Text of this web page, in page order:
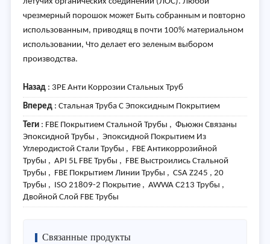
чрезмерный порошок может Быть собранным и повторно
использованным, приводящ в почти 100% материальном
использовании, Что делает его зеленым выбором
производства.
Назад: 3PE Анти Коррозии Стальных Труб
Вперед: Стальная Труба С Эпоксидным Покрытием
Теги: FBE Покрытием Стальной Трубы , Фьюжн Связаны
Эпоксидной Трубы , Эпоксидной Покрытием Из
Углеродистой Стали Трубы , FBE Антикоррозийной
Трубы , API 5L FBE Трубы , FBE Выстроились Стальной
Трубы , FBE Покрытием Линии Трубы , CSA Z245 , 20
Трубы , ISO 21809-2 Покрытие , AWWA C213 Трубы ,
Двойной Слой FBE Трубы
Связанные продукты